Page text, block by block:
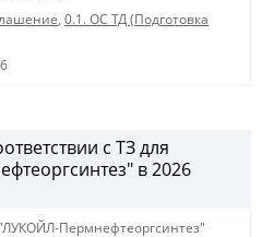
, 0.1. ОС ТД (Подготовка
с ТЗ для
в 2026
Пермнефтеоргсинтез"